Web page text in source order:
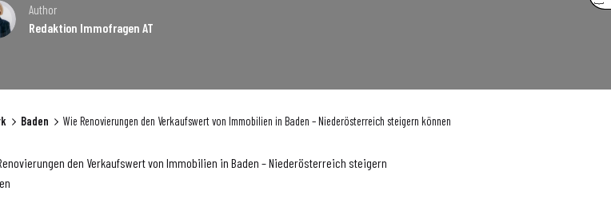
Author
Redaktion Immofragen AT
Baden Wie Renovierungen den Verkaufswert von Immobilien in Baden – Niederösterreich steigern können
den Verkaufswert von Immobilien in Baden – Niederösterreich steigern